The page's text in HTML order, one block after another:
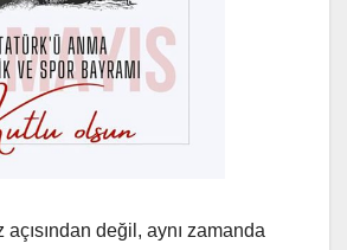
değil, aynı zamanda